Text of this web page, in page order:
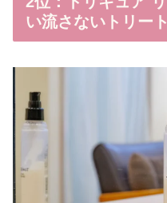
い流さないトリー